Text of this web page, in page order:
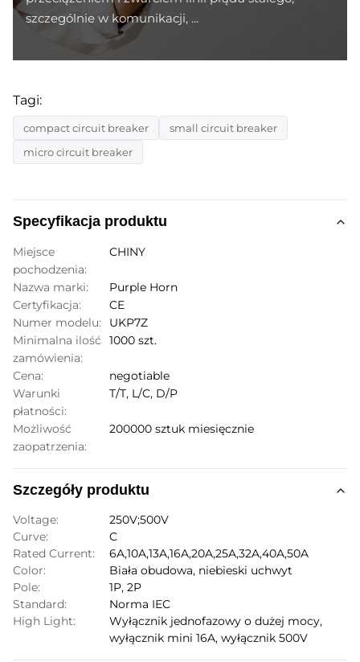
szczególnie w komunikacji, ...
Tagi:
compact circuit breaker
small circuit breaker
micro circuit breaker
Specyfikacja produktu
Miejsce
pochodzenia:
CHINY
Nazwa marki:
Purple Horn
Certyfikacja:
CE
Numer modelu:
UKP7Z
Minimalna ilość
zamówienia:
1000 szt.
Cena:
negotiable
Warunki
płatności:
T/T, L/C, D/P
Możliwość
zaopatrzenia:
200000 sztuk miesięcznie
Szczegóły produktu
Voltage:
250V;500V
Curve:
C
Rated Current:
6A,10A,13A,16A,20A,25A,32A,40A,50A
Color:
Biała obudowa, niebieski uchwyt
Pole:
1P, 2P
Standard:
Norma IEC
High Light:
Wyłącznik jednofazowy o dużej mocy,
wyłącznik mini 16A, wyłącznik 500V